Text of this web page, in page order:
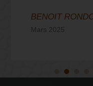
BENOIT
Mars 2025